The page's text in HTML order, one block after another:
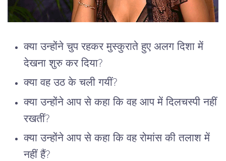
क्या उन्होंने चुप रहकर मुस्कुराते हुए अलग दिशा में
देखना शुरु कर दिया?
क्या वह उठ के चली गयीं?
क्या उन्होंने आप से कहा कि वह आप में दिलचस्पी नहीं
रखतीं?
क्या उन्होंने आप से कहा कि वह रोमांस की तलाश में
नहीं हैं?